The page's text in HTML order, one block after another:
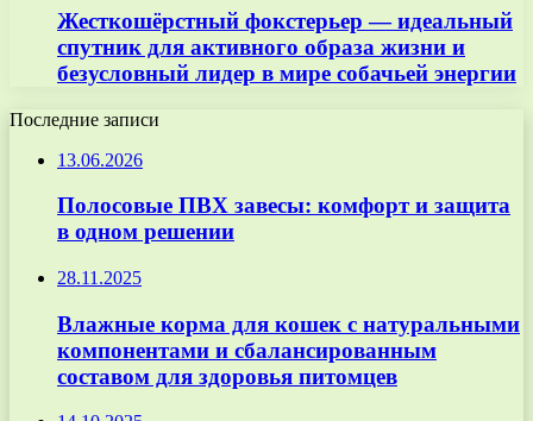
Жесткошёрстный фокстерьер — идеальный
спутник для активного образа жизни и
безусловный лидер в мире собачьей энергии
Последние записи
13.06.2026
Полосовые ПВХ завесы: комфорт и защита
в одном решении
28.11.2025
Влажные корма для кошек с натуральными
компонентами и сбалансированным
составом для здоровья питомцев